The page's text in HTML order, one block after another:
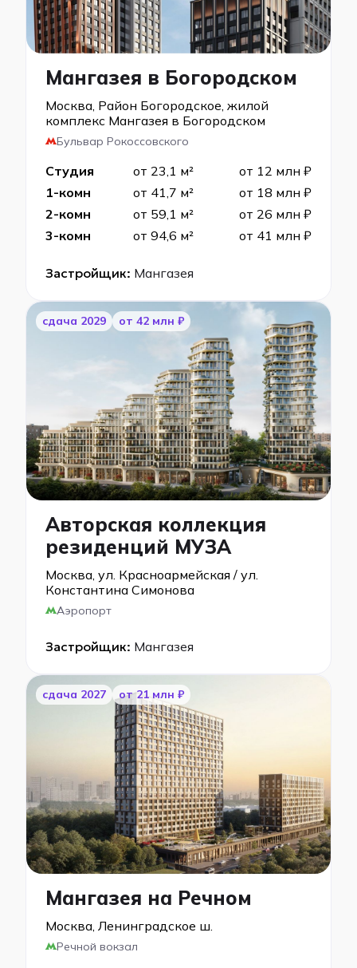
Мангазея в Богородском
Москва, Район Богородское, жилой
комплекс Мангазея в Богородском
Бульвар Рокоссовского
Студия от 23,1 м²
от 12 млн ₽
1-комн
от 41,7 м²
от 18 млн ₽
2-комн
от 59,1 м²
от 26 млн ₽
3-комн
от 94,6 м² от 41 млн ₽
Застройщик: Мангазея
cдача 2029 от 42 млн ₽
Авторская коллекция
резиденций МУЗА
Москва, ул. Красноармейская / ул.
Константина Симонова
Аэропорт
Застройщик: Мангазея
cдача 2027 от 21 млн ₽
Мангазея на Речном
Москва, Ленинградское ш.
Речной вокзал